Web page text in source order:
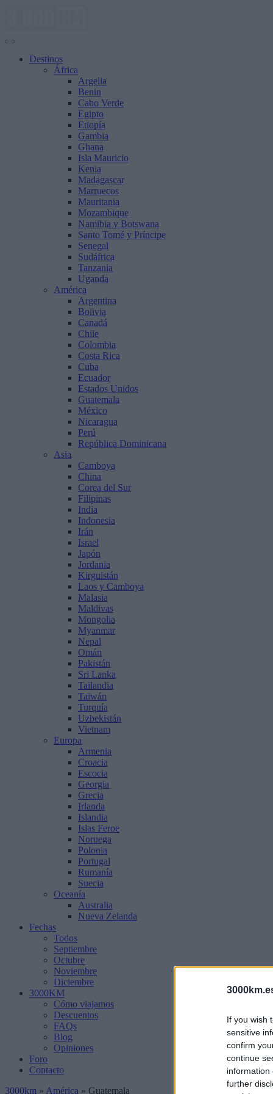
If you wish
sensitive
confirm
continue
information
further
Destinos
África
Argelia
Benin
Cabo Verde
Egipto
Etiopía
Gambia
Ghana
Isla Mauricio
Kenia
Madagascar
Marruecos
Mauritania
Mozambique
Namibia y Botswana
Santo Tomé y Príncipe
Senegal
Sudáfrica
Tanzania
Uganda
América
Argentina
Bolivia
Canadá
Chile
Colombia
Costa Rica
Cuba
Ecuador
Estados Unidos
Guatemala
México
Nicaragua
Perú
República Dominicana
Asia
Camboya
China
Corea del Sur
Filipinas
India
Indonesia
Irán
Israel
Japón
Jordania
Kirguistán
Laos y Camboya
Malasia
Maldivas
Mongolia
Myanmar
Nepal
Omán
Pakistán
Sri Lanka
Tailandia
Taiwán
Turquía
Uzbekistán
Vietnam
Europa
Armenia
Croacia
Escocia
Georgia
Grecia
Irlanda
Islandia
Islas Feroe
Noruega
Polonia
Portugal
Rumanía
Suecia
Oceanía
Australia
Nueva Zelanda
Fechas
Todos
Septiembre
Octubre
Noviembre
Diciembre
3000KM
Cómo viajamos
Descuentos
FAQs
Blog
Opiniones
Foro
Contacto
3000km » América » Guatemala